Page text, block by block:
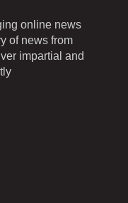
online news
of news from
impartial and